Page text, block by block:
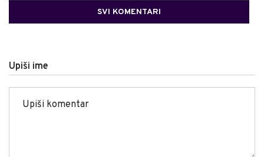
SVI KOMENTARI
Upiši ime